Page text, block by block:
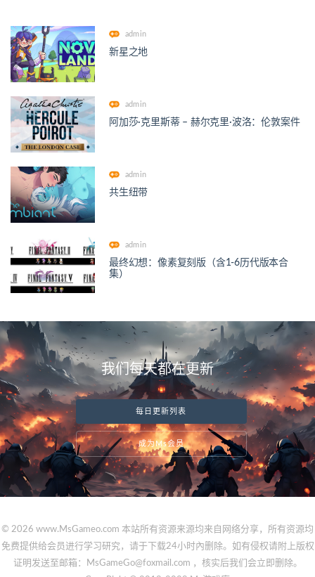
admin
新星之地
admin
阿加莎·克里斯蒂 – 赫尔克里·波洛：伦敦案件
admin
共生纽带
admin
最终幻想：像素复刻版（含1-6历代版本合
集）
我们每天都在更新
每日更新列表
成为Ms会员
© 2026 www.MsGameo.com 本站所有资源来源均来自网络分享，所有资源均
免费提供给会员进行学习研究，请于下载24小时內删除。如有侵权请附上版权
证明发送至邮箱：MsGameGo@foxmail.com ，核实后我们会立即删除。